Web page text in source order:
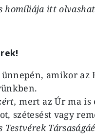
homíliája itt
ünnepén, amikor
mert az Úr ma
szétesést vagy
Testvérek